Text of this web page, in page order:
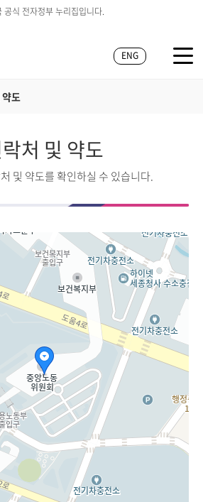
공식 전자정부 누리집입니다.
ENG
도
처 및 약도
및 약도를 확인하실 수 있습니다.